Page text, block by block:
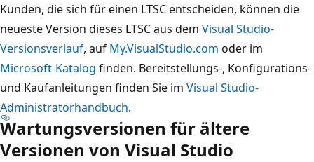
Kunden, die sich für einen LTSC entscheiden, können die
neueste Version dieses LTSC aus dem Visual Studio-
Versionsverlauf, auf My.VisualStudio.com oder im
Microsoft-Katalog finden. Bereitstellungs-, Konfigurations-
und Kaufanleitungen finden Sie im Visual Studio-
Administratorhandbuch.
Wartungsversionen für ältere
Versionen von Visual Studio